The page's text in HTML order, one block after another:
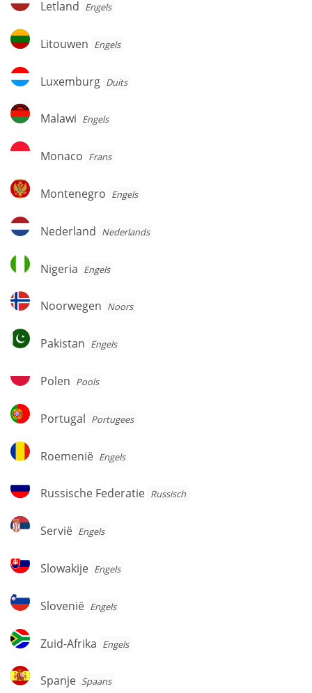
Letland Engels
Litouwen
Litouwen Engels
Luxemburg
Luxemburg Duits
Malawi
Malawi Engels
Monaco
Monaco Frans
Montenegro
Montenegro Engels
Nederland
Nederland Nederlands
Nigeria
Nigeria Engels
Noorwegen
Noorwegen Noors
Pakistan
Pakistan Engels
Polen
Polen Pools
Portugal
Portugal Portugees
Roemenië
Roemenië Engels
Russische
Federatie
Russische Federatie Russisch
Servië
Servië Engels
Slowakije
Slowakije Engels
Slovenië
Slovenië Engels
Zuid-
Afrika
Zuid-Afrika Engels
Spanje
Spanje Spaans